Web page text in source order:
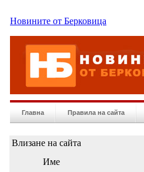
Новините от Берковица
Главна Правила на сайта
Влизане на сайта
Име